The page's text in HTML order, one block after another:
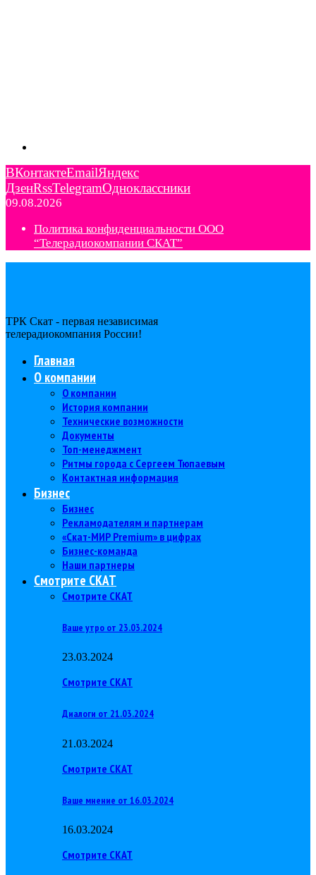
ВКонтактеEmailЯндекс
ДзенRssTelegramОдноклассники
09.08.2026
Политика конфиденциальности ООО
“Телерадиокомпании СКАТ”
ТРК Скат - первая независимая
телерадиокомпания Роcсии!
Главная
О компании
О компании
История компании
Технические возможности
Документы
Топ-менеджмент
Ритмы города с Сергеем Тюпаевым
Контактная информация
Бизнес
Бизнес
Рекламодателям и партнерам
«Скат-МИР Premium» в цифрах
Бизнес-команда
Наши партнеры
Смотрите СКАТ
Смотрите СКАТ
Ваше утро от 23.03.2024
23.03.2024
Смотрите СКАТ
Диалоги от 21.03.2024
21.03.2024
Смотрите СКАТ
Ваше мнение от 16.03.2024
16.03.2024
Смотрите СКАТ